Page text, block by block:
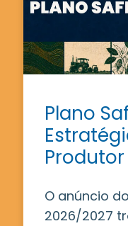
Plano
O anúncio
2026/2027